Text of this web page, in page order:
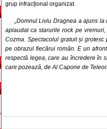
grup infracțional organizat.
„Domnul Liviu Dragnea a ajuns
aplaudat ca starurile rock pe
Cozma. Spectacolul gratuit și
pe obrazul fiecărui român. E un
respectă legea, care au încredere în
care pozează, de Al Capone de